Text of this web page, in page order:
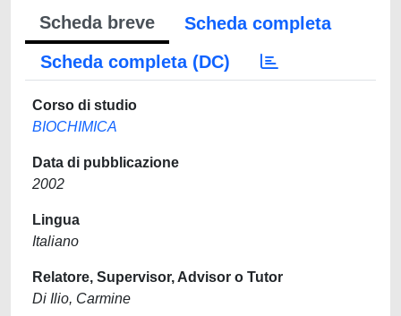
Scheda breve
Scheda completa
Scheda completa (DC)
Corso di studio
BIOCHIMICA
Data di pubblicazione
2002
Lingua
Italiano
Relatore, Supervisor, Advisor o Tutor
Di Ilio, Carmine